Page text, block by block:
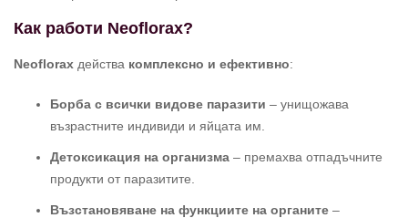
Как работи Neoflorax?
Neoflorax действа комплексно и ефективно:
Борба с всички видове паразити – унищожава
възрастните индивиди и яйцата им.
Детоксикация на организма – премахва отпадъчните
продукти от паразитите.
Възстановяване на функциите на органите –